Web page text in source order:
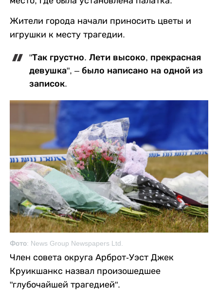
Жители города начали приносить цветы и
игрушки к месту трагедии.
"Так грустно. Лети высоко, прекрасная
девушка", – было написано на одной из
записок.
Фото: News Group Newspapers Ltd.
Член совета округа Арброт-Уэст Джек
Круикшанкс назвал произошедшее
"глубочайшей трагедией".